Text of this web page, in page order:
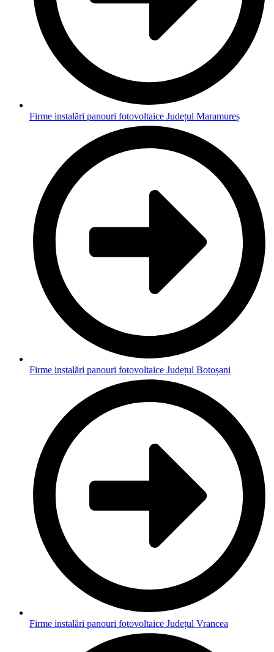
Firme instalări panouri fotovoltaice Județul Maramureș
Firme instalări panouri fotovoltaice Județul Botoșani
Firme instalări panouri fotovoltaice Județul Vrancea